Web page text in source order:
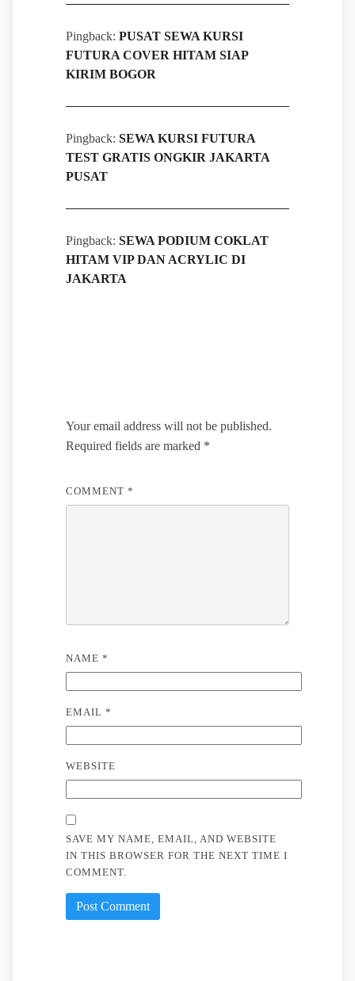
Pingback: PUSAT SEWA KURSI
FUTURA COVER HITAM SIAP
KIRIM BOGOR
Pingback: SEWA KURSI FUTURA
TEST GRATIS ONGKIR JAKARTA
PUSAT
Pingback: SEWA PODIUM COKLAT
HITAM VIP DAN ACRYLIC DI
JAKARTA
Your email address will not be published.
Required fields are marked *
COMMENT *
NAME *
EMAIL *
WEBSITE
SAVE MY NAME, EMAIL, AND WEBSITE
IN THIS BROWSER FOR THE NEXT TIME I
COMMENT.